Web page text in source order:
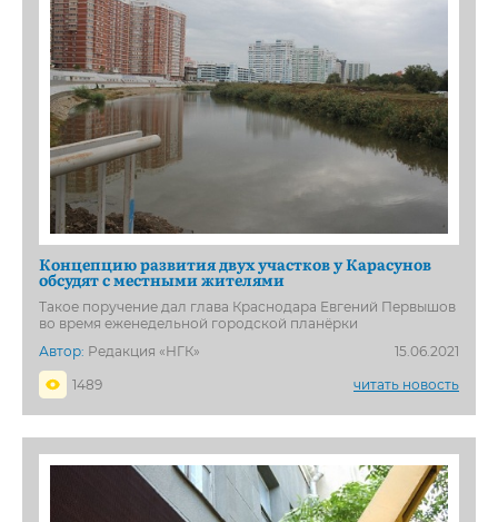
Концепцию развития двух участков у Карасунов
обсудят с местными жителями
Такое поручение дал глава Краснодара Евгений Первышов
во время еженедельной городской планёрки
Автор: Редакция «НГК»
15.06.2021
1489
читать новость